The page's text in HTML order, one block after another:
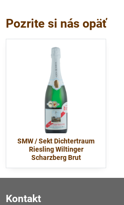
Pozrite si nás opäť
SMW / Sekt Dichtertraum
Riesling Wiltinger
Scharzberg Brut
Kontakt